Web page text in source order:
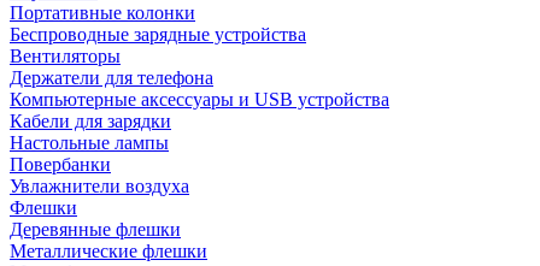
Портативные колонки
Беспроводные зарядные устройства
Вентиляторы
Держатели для телефона
Компьютерные аксессуары и USB устройства
Кабели для зарядки
Настольные лампы
Повербанки
Увлажнители воздуха
Флешки
Деревянные флешки
Металлические флешки